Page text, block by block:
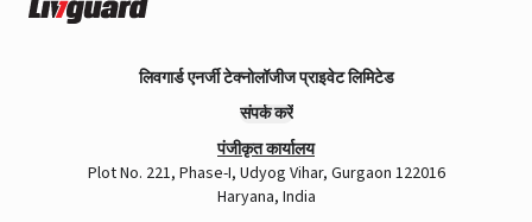
लिवगार्ड एनर्जी टेक्नोलॉजीज प्राइवेट लिमिटेड
संपर्क करें
पंजीकृत कार्यालय
Plot No. 221, Phase-I, Udyog Vihar, Gurgaon 122016
Haryana, India